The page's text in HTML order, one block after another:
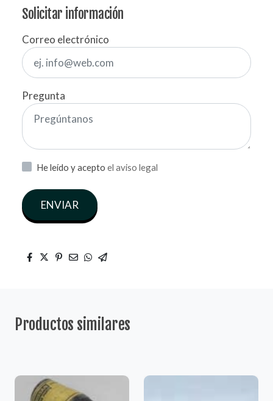
Solicitar información
Correo electrónico
Pregunta
He leído y acepto el aviso legal
ENVIAR
Productos similares